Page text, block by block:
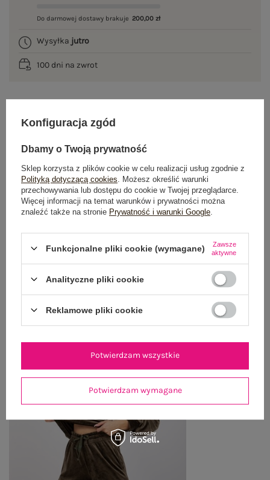
Do darmowej dostawy brakuje 200,00 zł
Wysyłka jutro
100 dni na zwrot
OPIS PRODUKTU
GŁÓWNE PARAMETRY
OPINIE O PRODUKCIE (0)
WYSYŁKA I DOSTAWA
ZWROTY I REKLAMACJE
OSTATNIO OGLĄDANE
Zobacz wszystko
Konfiguracja zgód
Dbamy o Twoją prywatność
Sklep korzysta z plików cookie w celu realizacji usług zgodnie z
Polityką dotyczącą cookies . Możesz określić warunki
przechowywania lub dostępu do cookie w Twojej przeglądarce.
Więcej informacji na temat warunków i prywatności można
znaleźć także na stronie Prywatność i warunki Google
Funkcjonalne pliki cookie (wymagane)
Zawsze
aktywne
Analityczne pliki cookie
Reklamowe pliki cookie
Potwierdzam wymagane
Potwierdzam wszystkie